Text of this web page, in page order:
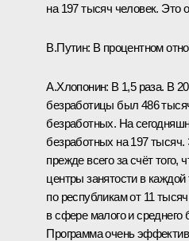
на 197 тысяч человек. Это
В.Путин: В процентном
А.Хлопонин: В 1,5 раза. В
безработицы был 486
безработных. На
безработных на 197
прежде всего за счёт того,
центры занятости в
по республикам от 11
в сфере малого и среднего
Программа очень